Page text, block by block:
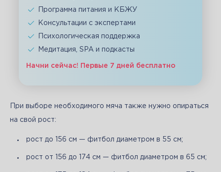
Программа питания и КБЖУ
Консультации с экспертами
Психологическая поддержка
Медитация, SPA и подкасты
Начни сейчас! Первые 7 дней бесплатно
При выборе необходимого мяча также нужно опираться
на свой рост:
рост до 156 см — фитбол диаметром в 55 см;
рост от 156 до 174 см — фитбол диаметром в 65 см;